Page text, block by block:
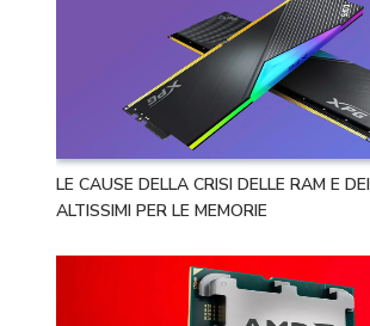
LE CAUSE DELLA CRISI DELLE RAM E
ALTISSIMI PER LE MEMORIE